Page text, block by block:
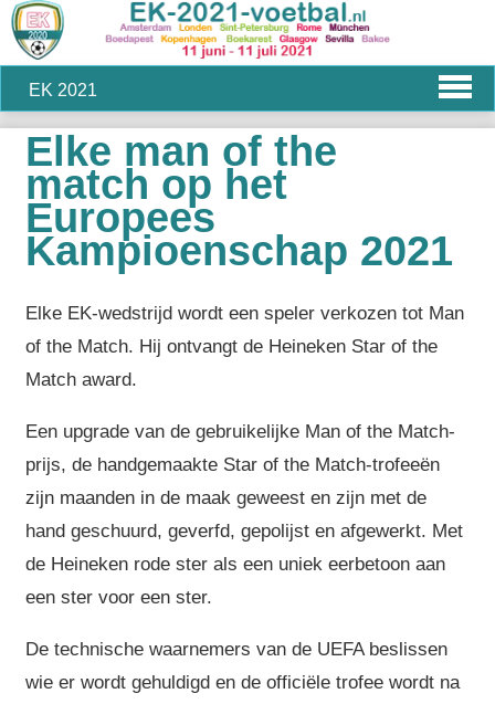
EK 2021
Elke man of the
match op het
Europees
Kampioenschap 2021
Elke EK-wedstrijd wordt een speler verkozen tot Man
of the Match. Hij ontvangt de Heineken Star of the
Match award.
Een upgrade van de gebruikelijke Man of the Match-
prijs, de handgemaakte Star of the Match-trofeeën
zijn maanden in de maak geweest en zijn met de
hand geschuurd, geverfd, gepolijst en afgewerkt. Met
de Heineken rode ster als een uniek eerbetoon aan
een ster voor een ster.
De technische waarnemers van de UEFA beslissen
wie er wordt gehuldigd en de officiële trofee wordt na